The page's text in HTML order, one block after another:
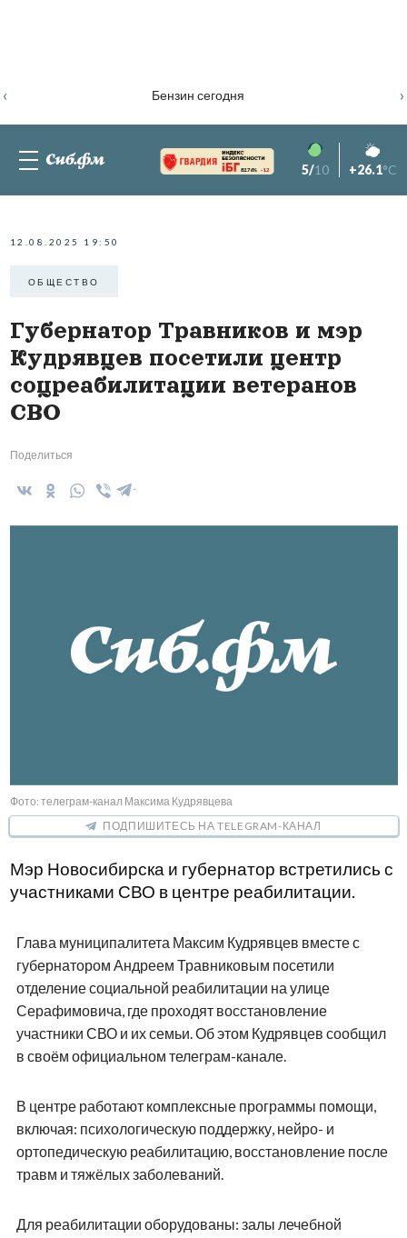
Бензин сегодня
‹ ›
82.76% -1.2 5/10 +26.1°C
12.08.2025 19:50
ОБЩЕСТВО
Губернатор Травников и мэр
Кудрявцев посетили центр
соцреабилитации ветеранов
СВО
Поделиться
Фото: телеграм-канал Максима Кудрявцева
ПОДПИШИТЕСЬ НА TELEGRAM-КАНАЛ
Мэр Новосибирска и губернатор встретились с
участниками СВО в центре реабилитации.
Глава муниципалитета Максим Кудрявцев вместе с
губернатором Андреем Травниковым посетили
отделение социальной реабилитации на улице
Серафимовича, где проходят восстановление
участники СВО и их семьи. Об этом Кудрявцев сообщил
в своём официальном телеграм-канале.
В центре работают комплексные программы помощи,
включая: психологическую поддержку, нейро- и
ортопедическую реабилитацию, восстановление после
травм и тяжёлых заболеваний.
Для реабилитации оборудованы: залы лечебной